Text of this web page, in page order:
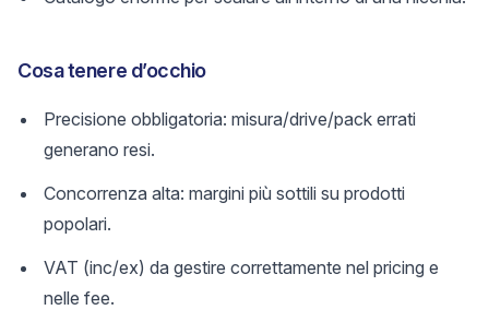
Cosa tenere d’occhio
Precisione obbligatoria: misura/drive/pack errati
generano resi.
Concorrenza alta: margini più sottili su prodotti
popolari.
VAT (inc/ex) da gestire correttamente nel pricing e
nelle fee.